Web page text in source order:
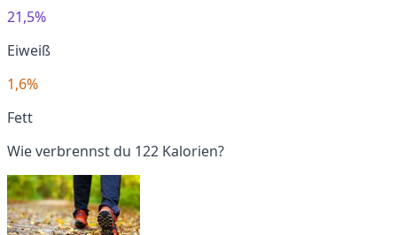
21,5%
Eiweiß
1,6%
Fett
Wie verbrennst du 122 Kalorien?